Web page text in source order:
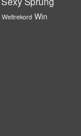
Weltrekord Win